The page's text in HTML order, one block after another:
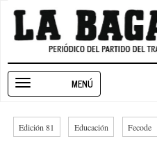
Pasar
contenido
navigation
Edición 81 Educación Fecode